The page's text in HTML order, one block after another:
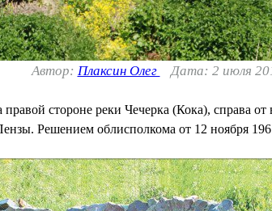
Автор: Плаксин Олег Дата: 2 июля
стороне реки Чечерка (Кока), справа
Решением облисполкома от 12 ноября